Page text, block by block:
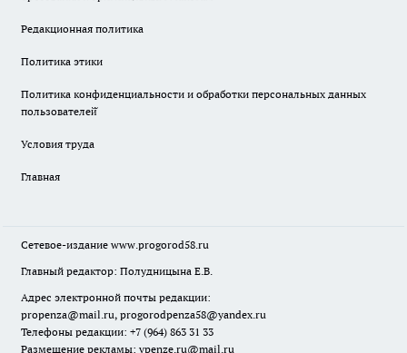
Редакционная политика
Политика этики
Политика конфиденциальности и обработки персональных данных
пользователей̆
Условия труда
Главная
Сетевое-издание www.progorod58.ru
Главный редактор: Полудницына Е.В.
Адрес электронной почты редакции:
propenza@mail.ru, progorodpenza58@yandex.ru
Телефоны редакции: +7 (964) 863 31 33
Размещение рекламы: vpenze.ru@mail.ru